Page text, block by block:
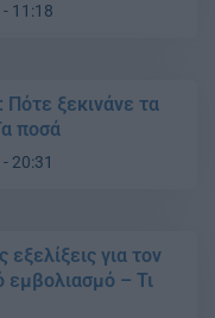
11:18
Πότε ξεκινάνε τα
ποσά
20:31
εξελίξεις για τον
εμβολιασμό – Τι